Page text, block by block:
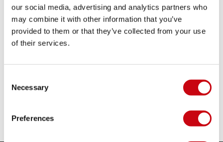
our social media, advertising and analytics partners who
may combine it with other information that you’ve
provided to them or that they’ve collected from your use
of their services.
Selection
Necessary
Preferences
QUALE GIUBBOTTO SALVAGENTE
SCEGLIERE?
Watersports per le tue attività in acqua.